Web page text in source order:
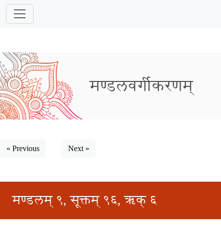
मण्डलवर्गीकरणम्
« Previous Next »
मण्डलम् ९, सूक्तम् ९६, ऋक् ६